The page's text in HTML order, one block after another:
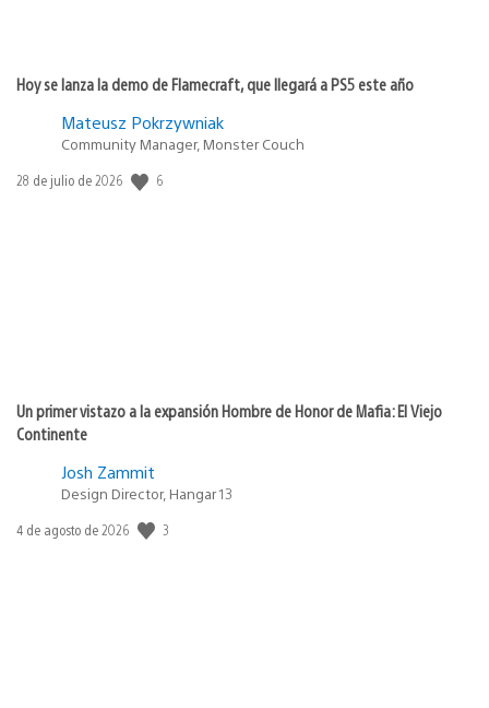
Hoy se lanza la demo de Flamecraft, que llegará a PS5 este año
Mateusz Pokrzywniak
Community Manager, Monster Couch
Fecha
28 de julio de 2026 6
Un primer vistazo a la expansión Hombre de Honor de Mafia: El Viejo
Continente
Josh Zammit
Design Director, Hangar 13
Fecha
4 de agosto de 2026 3